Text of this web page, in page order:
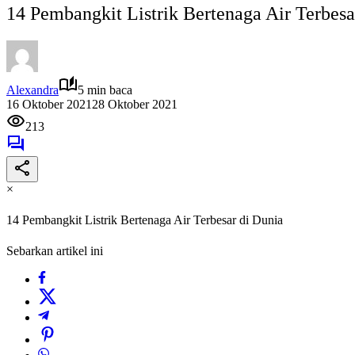
14 Pembangkit Listrik Bertenaga Air
Alexandra
5 min baca
16 Oktober 2021 28 Oktober 2021
213
×
14 Pembangkit Listrik Bertenaga Air Terbesar di Dunia
Sebarkan artikel ini